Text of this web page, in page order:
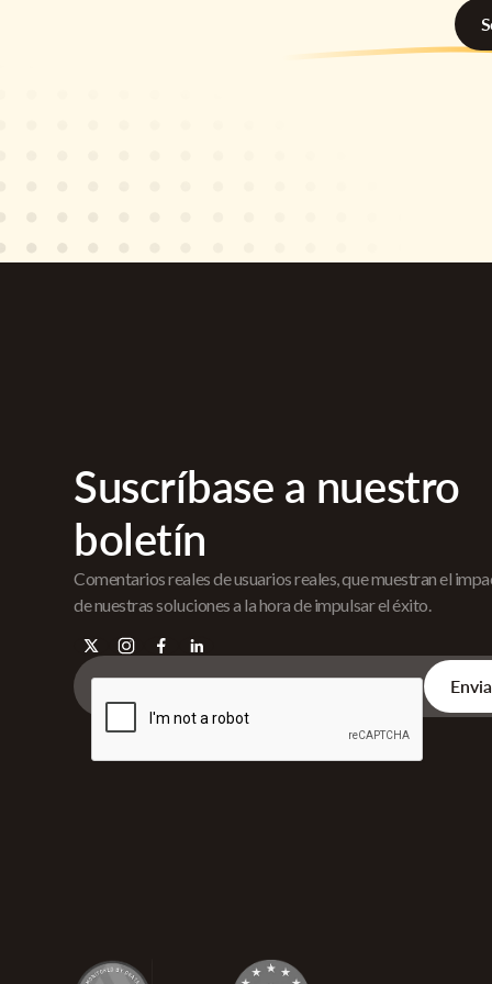
Suscríbase a nuestro
boletín
Comentarios reales de usuarios reales, que muestran el
de nuestras soluciones a la hora de impulsar el éxito.